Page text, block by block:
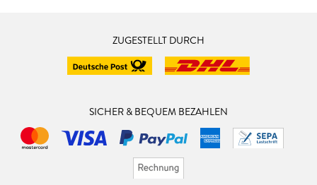
ZUGESTELLT DURCH
SICHER & BEQUEM BEZAHLEN